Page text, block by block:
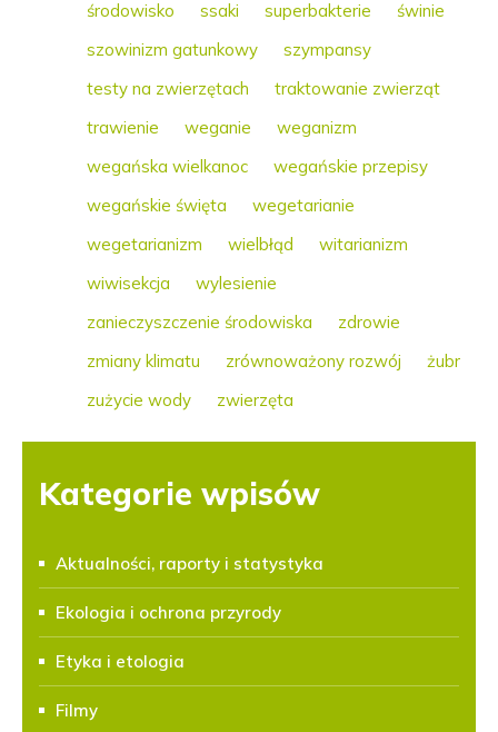
środowisko
ssaki superbakterie
świnie
szowinizm gatunkowy
szympansy
testy na zwierzętach
traktowanie zwierząt
trawienie
weganie
weganizm
wegańska wielkanoc
wegańskie przepisy
wegańskie święta
wegetarianie
wegetarianizm
wielbłąd
witarianizm
wiwisekcja
wylesienie
zanieczyszczenie środowiska
zdrowie
zmiany klimatu
zrównoważony rozwój
żubr
zużycie wody
zwierzęta
Kategorie wpisów
Aktualności, raporty i statystyka
Ekologia i ochrona przyrody
Etyka i etologia
Filmy